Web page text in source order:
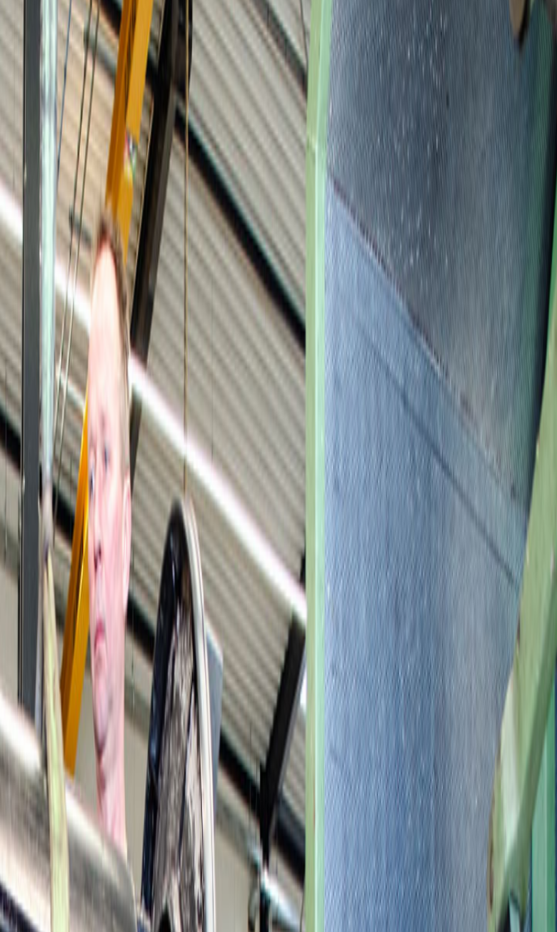
revisie door specialisten
machine met ervaring en precisie. Dit doen wij met 80 jaar ervaring
in het reviseren van de meest uiteenlopende typen
worden in onze eigen specialistische werkplaats of op locatie uitgevoerd.
voeren:
droog- en uitbrandovens
tot 600 V/200A en draaistroom 120/208/230/400/460 V zowel 50 als 60 Hz.